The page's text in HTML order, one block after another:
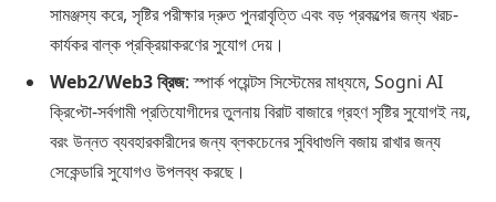
সামঞ্জস্য করে, সৃষ্টির পরীক্ষার দ্রুত পুনরাবৃত্তি এবং বড় প্রকল্পের জন্য খরচ-
কার্যকর বাল্ক প্রক্রিয়াকরণের সুযোগ দেয়।
Web2/Web3 ব্রিজ: স্পার্ক পয়েন্টস সিস্টেমের মাধ্যমে, Sogni AI
ক্রিপ্টো-সর্বগামী প্রতিযোগীদের তুলনায় বিরাট বাজারে গ্রহণ সৃষ্টির সুযোগই নয়,
বরং উন্নত ব্যবহারকারীদের জন্য ব্লকচেনের সুবিধাগুলি বজায় রাখার জন্য
সেকেন্ডারি সুযোগও উপলব্ধ করছে।